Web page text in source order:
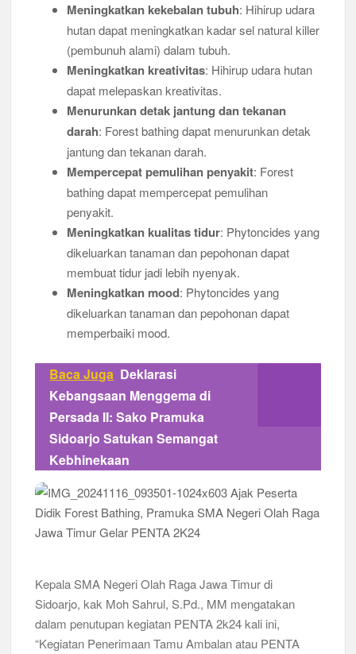
Meningkatkan kekebalan tubuh: Hihirup udara
hutan dapat meningkatkan kadar sel natural killer
(pembunuh alami) dalam tubuh.
Meningkatkan kreativitas: Hihirup udara hutan
dapat melepaskan kreativitas.
Menurunkan detak jantung dan tekanan
darah: Forest bathing dapat menurunkan detak
jantung dan tekanan darah.
Mempercepat pemulihan penyakit: Forest
bathing dapat mempercepat pemulihan
penyakit.
Meningkatkan kualitas tidur: Phytoncides yang
dikeluarkan tanaman dan pepohonan dapat
membuat tidur jadi lebih nyenyak.
Meningkatkan mood: Phytoncides yang
dikeluarkan tanaman dan pepohonan dapat
memperbaiki mood.
Baca Juga Deklarasi
Kebangsaan Menggema di
Persada II: Sako Pramuka
Sidoarjo Satukan Semangat
Kebhinekaan
Kepala SMA Negeri Olah Raga Jawa Timur di
Sidoarjo, kak Moh Sahrul, S.Pd., MM mengatakan
dalam penutupan kegiatan PENTA 2k24 kali ini,
“Kegiatan Penerimaan Tamu Ambalan atau PENTA